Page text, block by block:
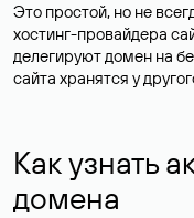
Это простой, но не
хостинг-провайдера
делегируют домен на
сайта хранятся у
Как узнать
домена